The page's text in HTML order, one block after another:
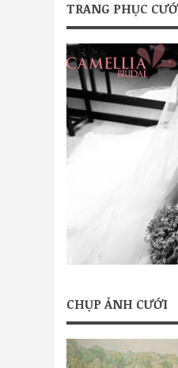
TRANG PHỤC
CHỤP ẢNH CƯỚI